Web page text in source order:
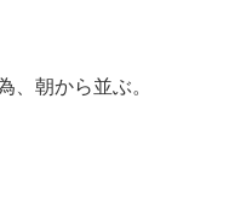
、朝から並ぶ。